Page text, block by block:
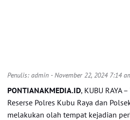
Penulis: admin - November 22, 2024 7:14
PONTIANAKMEDIA.ID, KUBU RAYA
Reserse Polres Kubu Raya dan
melakukan olah tempat kejadian